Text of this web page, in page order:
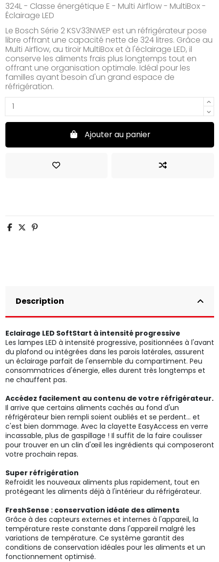
324L - Classe énergétique E - Multi Airflow - MultiBox -
Éclairage LED
Le Bosch Série 2 KSV33NWEP est un réfrigérateur pose
libre offrant une capacité nette de 324 litres. Grâce au
Multi Airflow, au tiroir MultiBox et à l'éclairage LED, il
conserve les aliments frais plus longtemps tout en
offrant une organisation optimale. Idéal pour les
familles ayant besoin d'un grand espace de
réfrigération.
Ajouter au panier
Description
Eclairage LED SoftStart à intensité progressive
Les lampes LED à intensité progressive, positionnées à l'avant
du plafond ou intégrées dans les parois latérales, assurent
un éclairage parfait de l'ensemble du compartiment. Peu
consommatrices d'énergie, elles durent très longtemps et
ne chauffent pas.
Accédez facilement au contenu de votre réfrigérateur.
Il arrive que certains aliments cachés au fond d'un
réfrigérateur bien rempli soient oubliés et se perdent... et
c'est bien dommage. Avec la clayette EasyAccess en verre
incassable, plus de gaspillage ! Il suffit de la faire coulisser
pour trouver en un clin d'œil les ingrédients qui composeront
votre prochain repas.
Super réfrigération
Refroidit les nouveaux aliments plus rapidement, tout en
protégeant les aliments déjà à l'intérieur du réfrigérateur.
FreshSense : conservation idéale des aliments
Grâce à des capteurs externes et internes à l'appareil, la
température reste constante dans l'appareil malgré les
variations de température. Ce système garantit des
conditions de conservation idéales pour les aliments et un
fonctionnement optimisé.